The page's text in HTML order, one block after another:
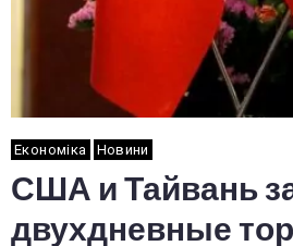
Економіка Новини
США и Тайвань
двухдневные